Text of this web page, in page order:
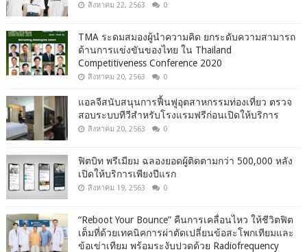
สิงหาคม 22, 2563 0
TMA ระดมสมองผู้นำความคิด ยกระดับความสามารถ
ด้านการแข่งขันของไทย ใน Thailand
Competitiveness Conference 2020
สิงหาคม 20, 2563 0
แอลจีสนับสนุนการฟื้นฟูอุตสาหกรรมท่องเที่ยว ตรวจ
สอบระบบทีวีสำหรับโรงแรมฟรีก่อนเปิดให้บริการ
สิงหาคม 20, 2563 0
ฟิตบิท พรีเมียม ฉลองยอดผู้ติดตามกว่า 500,000 หลัง
เปิดให้บริการเพียงปีแรก
สิงหาคม 19, 2563 0
“Reboot Your Bounce” คืนการเคลื่อนไหว ให้ชีวิตฟิต
เต็มที่ด้วยเทคนิคการผ่าตัดเปลี่ยนข้อสะโพกเทียมและ
ข้อเข่าเทียม พร้อมระงับปวดด้วย Radiofrequency